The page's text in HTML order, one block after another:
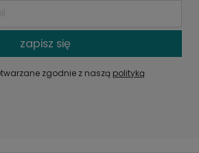
zapisz się
zgodnie z naszą polityką